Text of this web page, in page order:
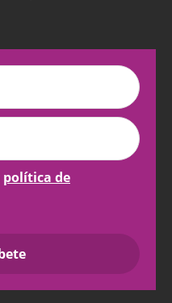
política de